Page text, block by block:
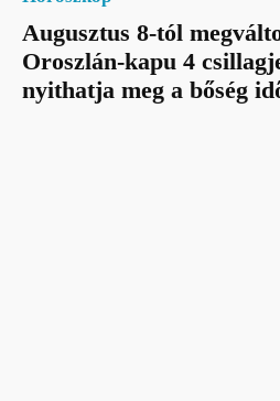
Augusztus 8-tól
Oroszlán-kapu 4
nyithatja meg a bőség